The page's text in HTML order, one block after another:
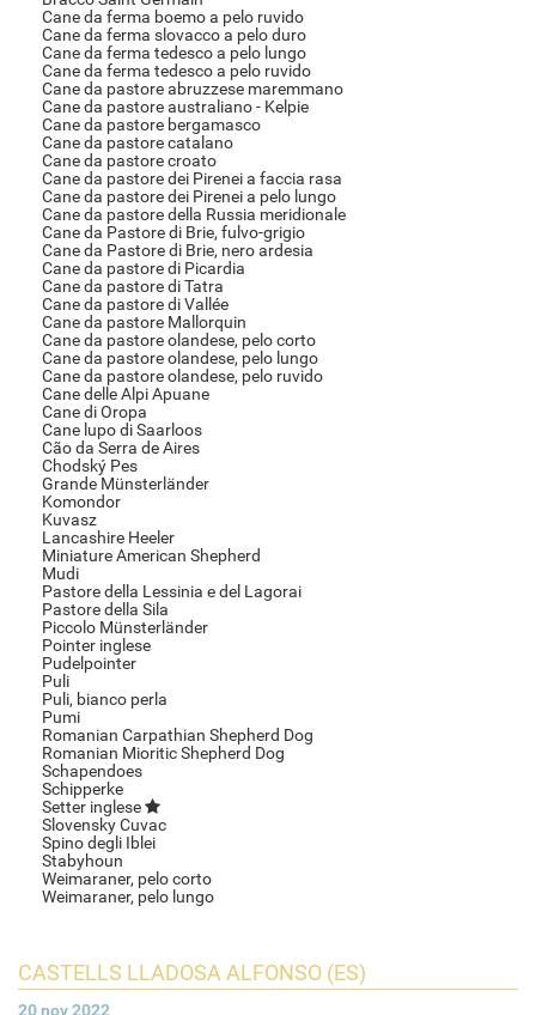
Cane da ferma boemo a pelo ruvido
Cane da ferma slovacco a pelo duro
Cane da ferma tedesco a pelo lungo
Cane da ferma tedesco a pelo ruvido
Cane da pastore abruzzese maremmano
Cane da pastore australiano - Kelpie
Cane da pastore bergamasco
Cane da pastore catalano
Cane da pastore croato
Cane da pastore dei Pirenei a faccia rasa
Cane da pastore dei Pirenei a pelo lungo
Cane da pastore della Russia meridionale
Cane da Pastore di Brie, fulvo-grigio
Cane da Pastore di Brie, nero ardesia
Cane da pastore di Picardia
Cane da pastore di Tatra
Cane da pastore di Vallée
Cane da pastore Mallorquin
Cane da pastore olandese, pelo corto
Cane da pastore olandese, pelo lungo
Cane da pastore olandese, pelo ruvido
Cane delle Alpi Apuane
Cane di Oropa
Cane lupo di Saarloos
Cão da Serra de Aires
Chodský Pes
Grande Münsterländer
Komondor
Kuvasz
Lancashire Heeler
Miniature American Shepherd
Mudi
Pastore della Lessinia e del Lagorai
Pastore della Sila
Piccolo Münsterländer
Pointer inglese
Pudelpointer
Puli
Puli, bianco perla
Pumi
Romanian Carpathian Shepherd Dog
Romanian Mioritic Shepherd Dog
Schapendoes
Schipperke
Setter inglese
Slovensky Cuvac
Spino degli Iblei
Stabyhoun
Weimaraner, pelo corto
Weimaraner, pelo lungo
CASTELLS LLADOSA ALFONSO (ES)
20 nov 2022